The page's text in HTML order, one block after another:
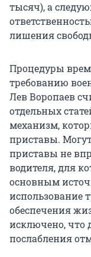
тысяч), а
лишения
Процедуры
требованию
Лев Воропаев
отдельных
механизм,
приставы.
приставы не
водителя, для
основным
использование
обеспечения
исключено, что
послабления